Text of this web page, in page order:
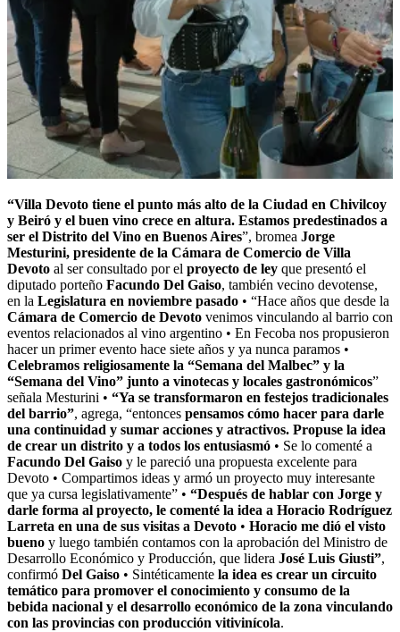
“Villa Devoto tiene el punto más alto de la Ciudad en Chivilcoy
y Beiró y el buen vino crece en altura. Estamos predestinados a
ser el Distrito del Vino en Buenos Aires”, bromea Jorge
Mesturini, presidente de la Cámara de Comercio de Villa
Devoto al ser consultado por el proyecto de ley que presentó el
diputado porteño Facundo Del Gaiso, también vecino devotense,
en la Legislatura en noviembre pasado • “Hace años que desde la
Cámara de Comercio de Devoto venimos vinculando al barrio con
eventos relacionados al vino argentino • En Fecoba nos propusieron
hacer un primer evento hace siete años y ya nunca paramos •
Celebramos religiosamente la “Semana del Malbec” y la
“Semana del Vino” junto a vinotecas y locales gastronómicos”
señala Mesturini • “Ya se transformaron en festejos tradicionales
del barrio”, agrega, “entonces pensamos cómo hacer para darle
una continuidad y sumar acciones y atractivos. Propuse la idea
de crear un distrito y a todos los entusiasmó • Se lo comenté a
Facundo Del Gaiso y le pareció una propuesta excelente para
Devoto • Compartimos ideas y armó un proyecto muy interesante
que ya cursa legislativamente” • “Después de hablar con Jorge y
darle forma al proyecto, le comenté la idea a Horacio Rodríguez
Larreta en una de sus visitas a Devoto • Horacio me dió el visto
bueno y luego también contamos con la aprobación del Ministro de
Desarrollo Económico y Producción, que lidera José Luis Giusti”,
confirmó Del Gaiso • Sintéticamente la idea es crear un circuito
temático para promover el conocimiento y consumo de la
bebida nacional y el desarrollo económico de la zona vinculando
con las provincias con producción vitivinícola.